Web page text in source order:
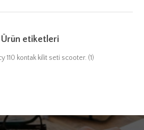
Ürün etiketleri
110 kontak kilit seti scooter. (1)